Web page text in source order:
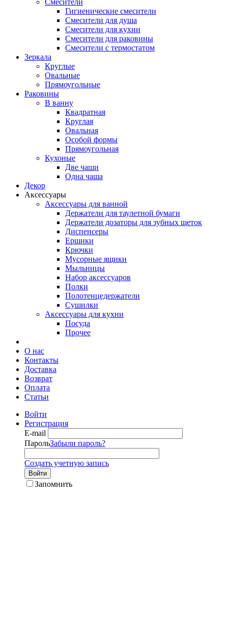
Гигиенические смесители
Смесители для душа
Смесители для кухни
Смесители для раковины
Смесители с термостатом
Зеркала
Круглые
Овальные
Прямоугольные
Раковины
В ванну
Квадратная
Круглая
Овальная
Особой формы
Прямоугольная
Кухоные
Две чаши
Одна чаша
Декор
Аксессуары
Аксессуары для ванной
Держатели для таулетной бумаги
Держатели дозаторы для зубных щеток
Диспенсеры
Ершики
Крючки
Мусорные ящики
Мыльницы
Набор аксессуаров
Полки
Полотенцедержатели
Сушилки
Аксессуары для кухни
Посуда
Прочее
О нас
Контакты
Доставка
Возврат
Оплата
Статьи
Войти
Регистрация
E-mail
ПарольЗабыли пароль?
Создать учетную запись
Войти
Запомнить